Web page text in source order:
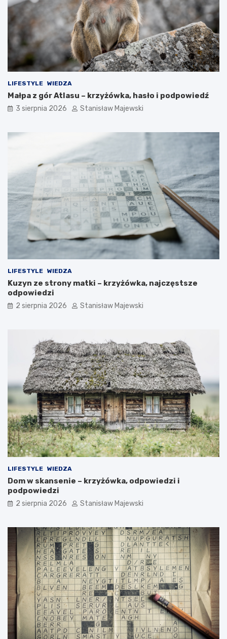
LIFESTYLE WIEDZA
Małpa z gór Atlasu – krzyżówka, hasło i podpowiedź
3 sierpnia 2026 Stanisław Majewski
LIFESTYLE WIEDZA
Kuzyn ze strony matki – krzyżówka, najczęstsze
odpowiedzi
2 sierpnia 2026 Stanisław Majewski
LIFESTYLE WIEDZA
Dom w skansenie – krzyżówka, odpowiedzi i
podpowiedzi
2 sierpnia 2026 Stanisław Majewski